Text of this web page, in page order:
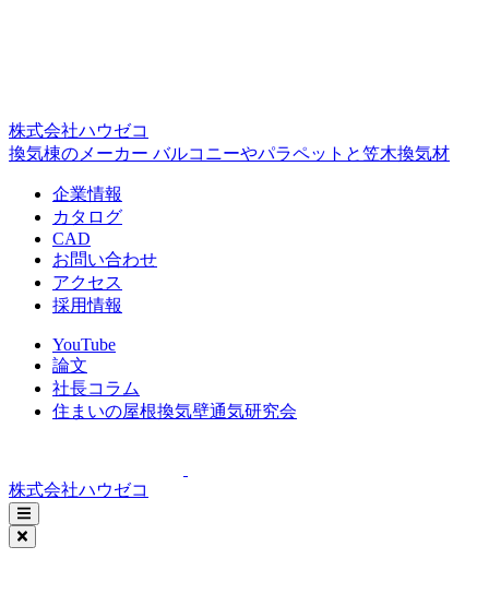
株式会社ハウゼコ
換気棟のメーカー バルコニーやパラペットと笠木換気材
企業情報
カタログ
CAD
お問い合わせ
アクセス
採用情報
YouTube
論文
社長コラム
住まいの屋根換気壁通気研究会
株式会社ハウゼコ